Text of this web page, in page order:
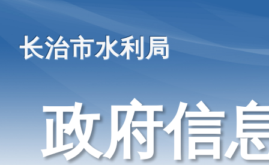
长治市水利局
政府信